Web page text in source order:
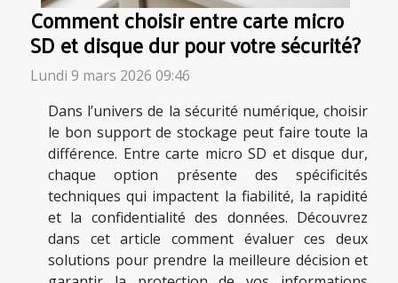
Comment choisir entre carte micro
SD et disque dur pour votre sécurité?
Lundi 9 mars 2026 09:46
Dans l’univers de la sécurité numérique, choisir
le bon support de stockage peut faire toute la
différence. Entre carte micro SD et disque dur,
chaque option présente des spécificités
techniques qui impactent la fiabilité, la rapidité
et la confidentialité des données. Découvrez
dans cet article comment évaluer ces deux
solutions pour prendre la meilleure décision et